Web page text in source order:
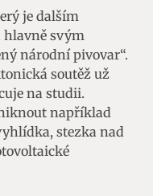
je dalším
hlavně svým
národní pivovar“.
soutěž už
na studii.
například
stezka nad